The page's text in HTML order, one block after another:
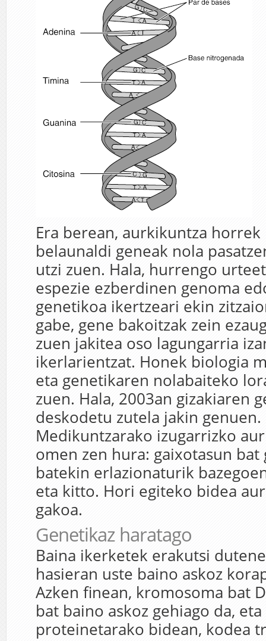
Era berean, aurkikuntza
belaunaldi geneak nola
utzi zuen. Hala, hurrengo
espezie ezberdinen genoma
genetikoa ikertzeari ekin
gabe, gene bakoitzak zein
zuen jakitea oso lagungarria
ikerlarientzat. Honek biologia
eta genetikaren nolabaiteko
zuen. Hala, 2003an gizakiaren
deskodetu zutela jakin genuen.
Medikuntzarako izugarrizko
omen zen hura: gaixotasun bat
batekin erlazionaturik
eta kitto. Hori egiteko bidea
gakoa.
Genetikaz haratago
Baina ikerketek erakutsi
hasieran uste baino askoz
Azken finean, kromosoma bat
bat baino askoz gehiago da,
proteinetarako bidean, kodea